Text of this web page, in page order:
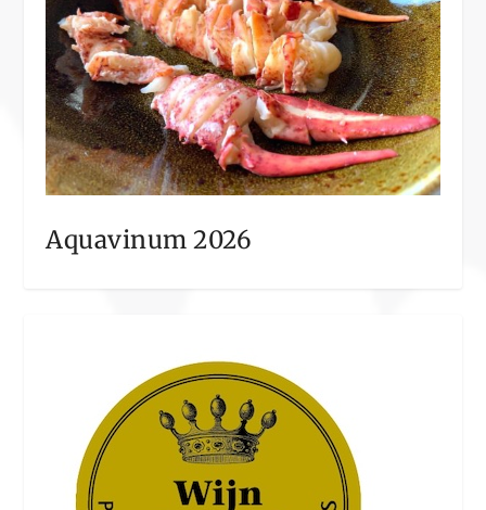
Aquavinum 2026